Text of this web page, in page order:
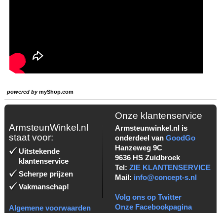
powered bymyShop.com
ArmsteunWinkel.nl
staat voor:
Uitstekende
klantenservice
Scherpe prijzen
Vakmanschap!
Algemene voorwaarden
Onze klantenservice
Armsteunwinkel.nl is
onderdeel van GoodGo
Hanzeweg 9C
9636 HS Zuidbroek
Tel: ZIE KLANTENSERVICE
Mail: info@concept-s.nl
Volg ons op Twitter
Onze Facebookpagina